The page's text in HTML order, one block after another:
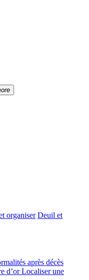
organiser Deuil et
après décès
d’orLocaliser une